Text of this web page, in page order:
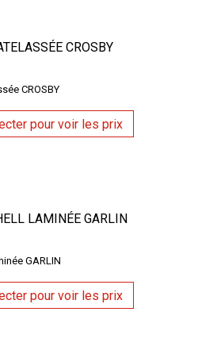
CROSBY
CROSBY
pour voir les prix
LAMINÉE GARLIN
GARLIN
pour voir les prix